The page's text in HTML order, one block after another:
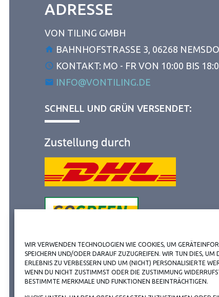
WIR VERWENDEN TECHNOLOGIEN WIE COOKIES, UM
SPEICHERN UND/ODER DARAUF ZUZUGREIFEN. WIR TUN DIES, UM
ERLEBNIS ZU VERBESSERN UND UM (NICHT) PERSONALISIERTE
WENN DU NICHT ZUSTIMMST ODER DIE ZUSTIMMUNG
BESTIMMTE MERKMALE UND FUNKTIONEN BEEINTRÄCHTIGEN.
ADRESSE
VON TILING GMBH
BAHNHOFSTRASSE 3, 06268
KONTAKT: MO - FR VON 10:00 BIS
INFO@VONTILING.DE
SCHNELL UND GRÜN VERSENDET: